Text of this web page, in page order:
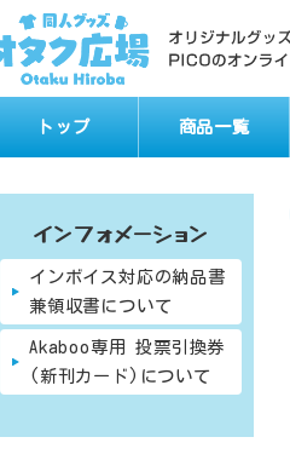
トップ 商品一覧
インフォメーション
インボイス対応の納品書
兼領収書について
Akaboo専用 投票引換券
(新刊カード)について